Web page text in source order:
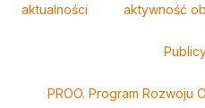
aktualności aktywność
PROO. Program Rozwoju